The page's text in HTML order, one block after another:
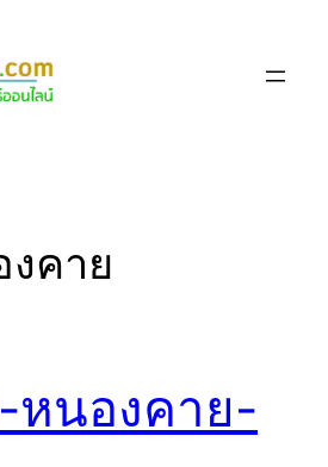
คาย
หนองคาย-